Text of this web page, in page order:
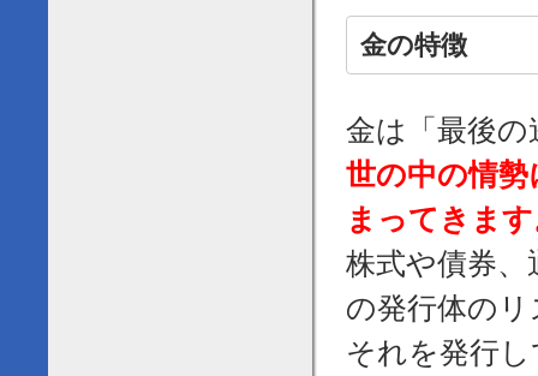
金の特徴
金は「最後
世の中の情
まってきま
株式や債券
の発行体の
それを発行